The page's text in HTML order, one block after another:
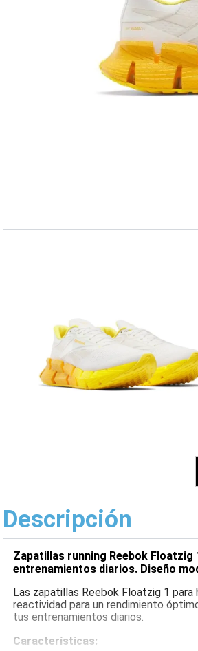
Descripción
Zapatillas running Reebok
entrenamientos diarios. Diseño
Las zapatillas Reebok Floatzig 1
reactividad para un rendimiento
tus entrenamientos diarios.
Características: